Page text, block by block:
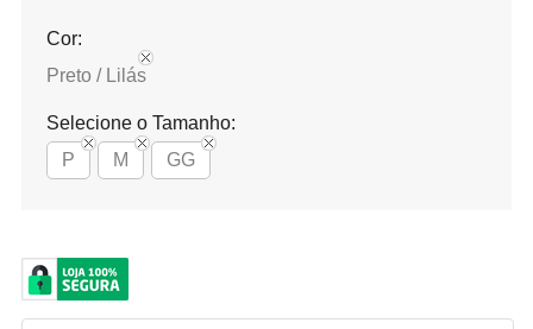
Cor:
Preto / Lilás
Selecione o Tamanho:
P
M GG